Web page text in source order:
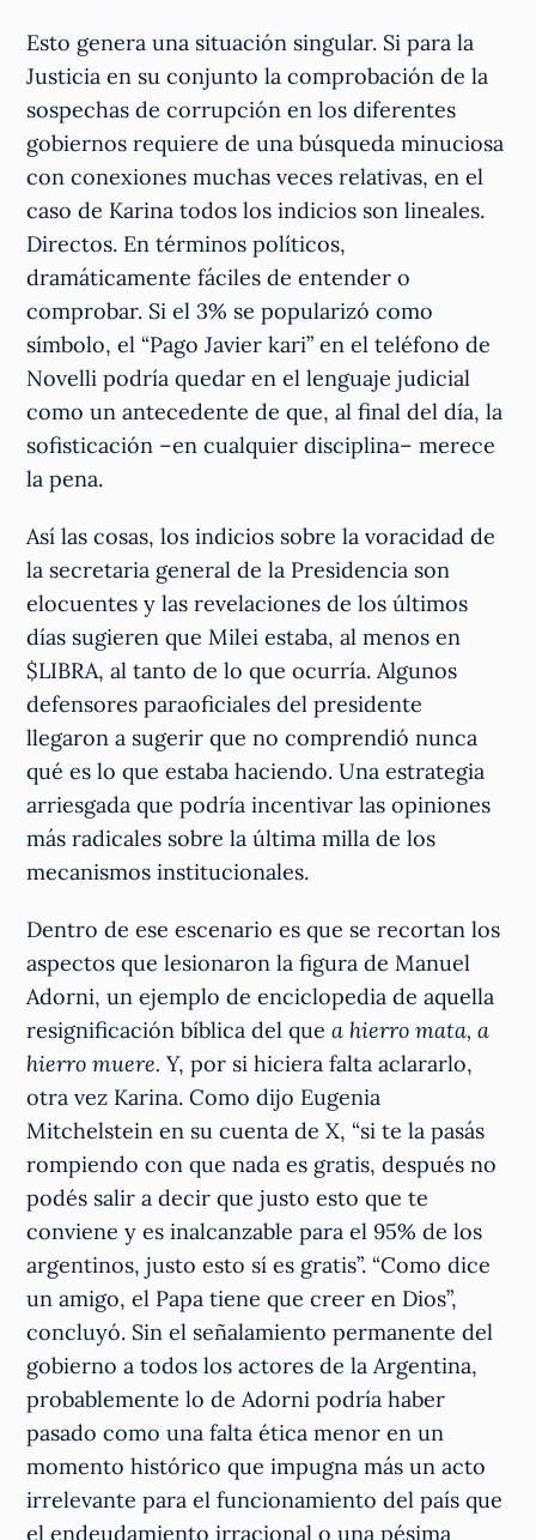
Esto genera una situación singular. Si para la
Justicia en su conjunto la comprobación de la
sospechas de corrupción en los diferentes
gobiernos requiere de una búsqueda minuciosa
con conexiones muchas veces relativas, en el
caso de Karina todos los indicios son lineales.
Directos. En términos políticos,
dramáticamente fáciles de entender o
comprobar. Si el 3% se popularizó como
símbolo, el “Pago Javier kari” en el teléfono de
Novelli podría quedar en el lenguaje judicial
como un antecedente de que, al final del día, la
sofisticación –en cualquier disciplina– merece
la pena.
Así las cosas, los indicios sobre la voracidad de
la secretaria general de la Presidencia son
elocuentes y las revelaciones de los últimos
días sugieren que Milei estaba, al menos en
$LIBRA, al tanto de lo que ocurría. Algunos
defensores paraoficiales del presidente
llegaron a sugerir que no comprendió nunca
qué es lo que estaba haciendo. Una estrategia
arriesgada que podría incentivar las opiniones
más radicales sobre la última milla de los
mecanismos institucionales.
Dentro de ese escenario es que se recortan los
aspectos que lesionaron la figura de Manuel
Adorni, un ejemplo de enciclopedia de aquella
resignificación bíblica del quea hierro mata, a
hierro muere.Y, por si hiciera falta aclararlo,
otra vez Karina. Como dijo Eugenia
Mitchelstein en su cuenta de X, “si te la pasás
rompiendo con que nada es gratis, después no
podés salir a decir que justo esto que te
conviene y es inalcanzable para el 95% de los
argentinos, justo esto sí es gratis”. “Como dice
un amigo, el Papa tiene que creer en Dios”,
concluyó. Sin el señalamiento permanente del
gobierno a todos los actores de la Argentina,
probablemente lo de Adorni podría haber
pasado como una falta ética menor en un
momento histórico que impugna más un acto
irrelevante para el funcionamiento del país que
el endeudamiento irracional o una pésima